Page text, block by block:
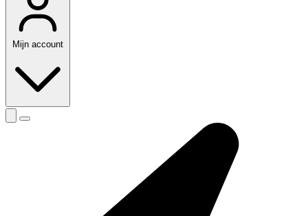
Mijn account